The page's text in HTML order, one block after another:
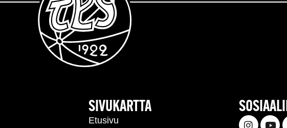
SIVUKARTTA
Etusivu